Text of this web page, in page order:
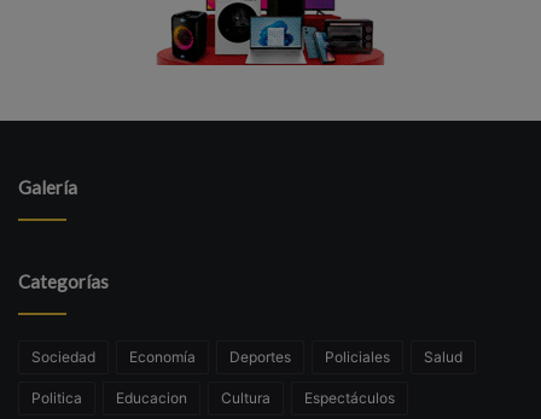
Galería
Categorías
Sociedad Economía Deportes Policiales Salud
Politica Educacion Cultura Espectáculos